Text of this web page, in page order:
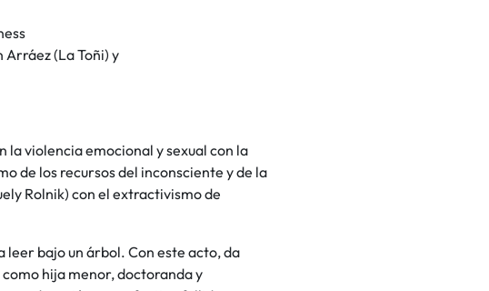
(La Toñi) y
la violencia emocional y sexual con la
de los recursos del inconsciente y de la
Rolnik) con el extractivismo de
leer bajo un árbol. Con este acto, da
como hija menor, doctoranda y